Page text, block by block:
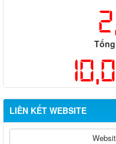
LIÊN KẾT WEBSITE